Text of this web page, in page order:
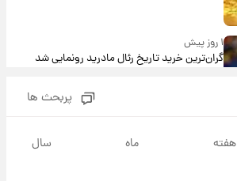
۱ روز پیش
گران‌ترین خرید تاریخ رئال مادرید رونمایی شد
روزها پربارش‌تر خواهند بود؟
پربحث ها
هفته ماه سال